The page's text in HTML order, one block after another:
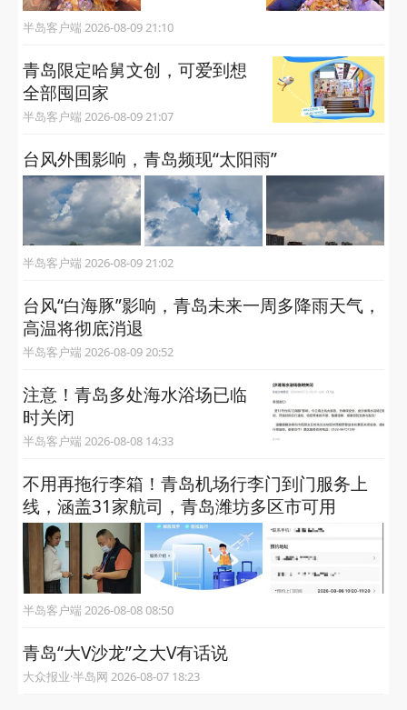
半岛客户端 2026-08-09 21:10
青岛限定哈舅文创，可爱到想
全部囤回家
半岛客户端 2026-08-09 21:07
台风外围影响，青岛频现“太阳雨”
半岛客户端 2026-08-09 21:02
台风“白海豚”影响，青岛未来一周多降雨天气，
高温将彻底消退
半岛客户端 2026-08-09 20:52
注意！青岛多处海水浴场已临
时关闭
半岛客户端 2026-08-08 14:33
不用再拖行李箱！青岛机场行李门到门服务上
线，涵盖31家航司，青岛潍坊多区市可用
半岛客户端 2026-08-08 08:50
青岛“大V沙龙”之大V有话说
大众报业·半岛网 2026-08-07 18:23